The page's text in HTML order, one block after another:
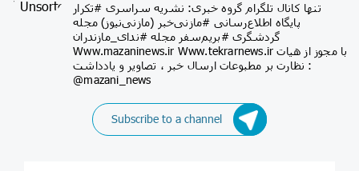
تنها کانال تلگرام گروه خبری: نشریه سراسری #تکرار
پایگاه اطلاع‌رسانی #مازنی‌خبر (مازنی‌نیوز) مجله
گردشگری #بریم‌سفر مجله #ندای_مازندران
Www.mazaninews.ir Www.tekrarnews.ir با مجوز از هیات
نظارت بر مطبوعات ارسال خبر ، تصاویر و یادداشت :
@mazani_news
Subscribe to a channel